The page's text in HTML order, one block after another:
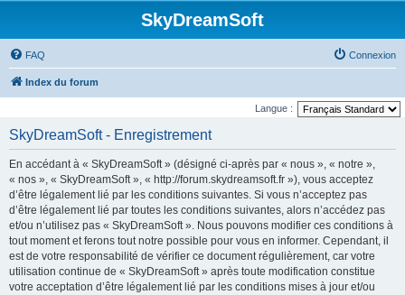
SkyDreamSoft
FAQ Connexion
Index du forum
Langue :
SkyDreamSoft - Enregistrement
En accédant à « SkyDreamSoft » (désigné ci-après par « nous », « notre »,
« nos », « SkyDreamSoft », « http://forum.skydreamsoft.fr »), vous acceptez
d’être légalement lié par les conditions suivantes. Si vous n’acceptez pas
d’être légalement lié par toutes les conditions suivantes, alors n’accédez pas
et/ou n’utilisez pas « SkyDreamSoft ». Nous pouvons modifier ces conditions à
tout moment et ferons tout notre possible pour vous en informer. Cependant, il
est de votre responsabilité de vérifier ce document régulièrement, car votre
utilisation continue de « SkyDreamSoft » après toute modification constitue
votre acceptation d’être légalement lié par les conditions mises à jour et/ou